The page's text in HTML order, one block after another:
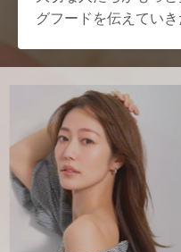
グフードを伝えていき